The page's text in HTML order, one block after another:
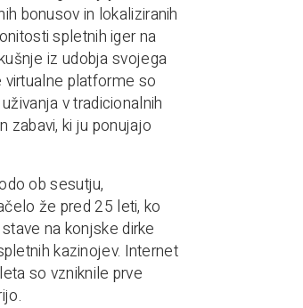
bonusov in lokaliziranih
spletnih iger na
iz udobja svojega
virtualne platforme so
v tradicionalnih
zabavi, ki ju ponujajo
ob sesutju,
že pred 25 leti, ko
na konjske dirke
kazinojev. Internet
so vzniknile prve